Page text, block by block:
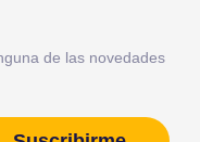
de las novedades